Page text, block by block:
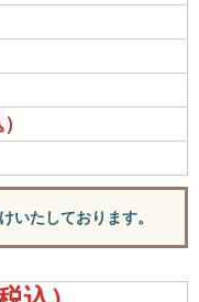
いたしております。